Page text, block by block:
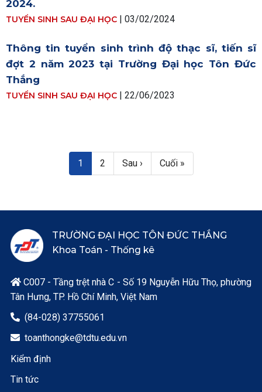
2024.
TUYỂN SINH SAU ĐẠI HỌC | 03/02/2024
Thông tin tuyển sinh trình độ thạc sĩ, tiến sĩ
đợt 2 năm 2023 tại Trường Đại học Tôn Đức
Thắng
TUYỂN SINH SAU ĐẠI HỌC | 22/06/2023
Trang hiện thời
1 Page
2 Next page
Sau › Last page
Cuối »
TRƯỜNG ĐẠI HỌC TÔN ĐỨC THẮNG
Khoa Toán - Thống kê
C007 - Tầng trệt nhà C - Số 19 Nguyễn Hữu Thọ, phường
Tân Hưng, TP. Hồ Chí Minh, Việt Nam
 (84-028) 37755061
 toanthongke@tdtu.edu.vn
Kiểm định
Tin tức